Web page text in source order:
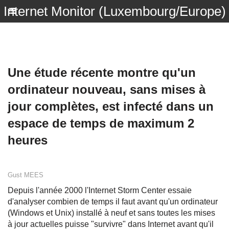
Internet Monitor (Luxembourg/Europe)
Une étude récente montre qu'un
ordinateur nouveau, sans mises à
jour complètes, est infecté dans un
espace de temps de maximum 2
heures
Gust MEES
Depuis l'année 2000 l'Internet Storm Center essaie
d'analyser combien de temps il faut avant qu'un ordinateur
(Windows et Unix) installé à neuf et sans toutes les mises
à jour actuelles puisse "survivre" dans Internet avant qu'il